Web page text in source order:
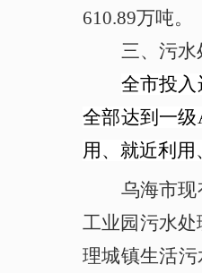
610.89万吨。
三、 污水
全市投
全部达到一
用、就近利用
乌海市
工业园污水处
理城镇生活污